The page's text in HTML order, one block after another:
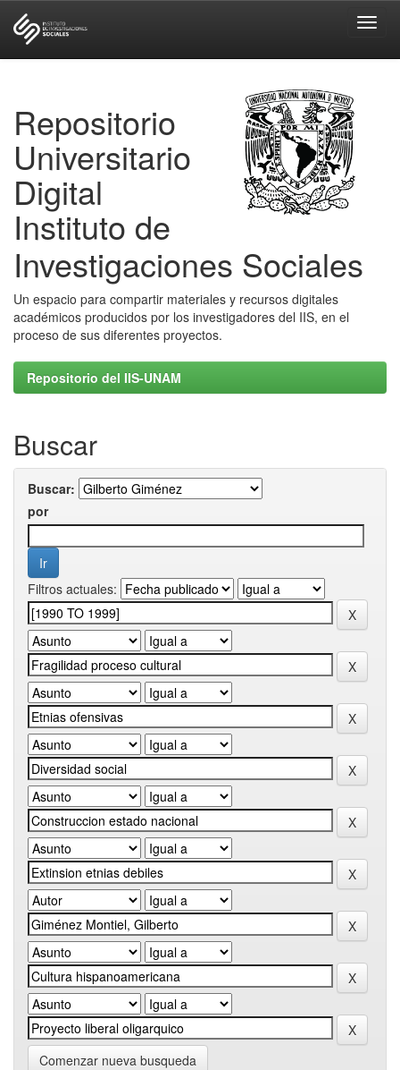
Repositorio
Universitario
Digital
Instituto de
Investigaciones Sociales
Un espacio para compartir materiales y recursos digitales
académicos producidos por los investigadores del IIS, en el
proceso de sus diferentes proyectos.
Repositorio del IIS-UNAM
Buscar
Buscar:
por
Filtros actuales:
Comenzar nueva busqueda